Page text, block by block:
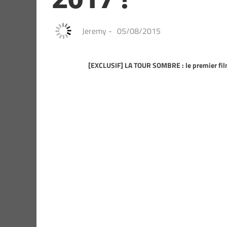
Jeremy - 05/08/2015
[EXCLUSIF] LA TOUR SOMBRE : le premier